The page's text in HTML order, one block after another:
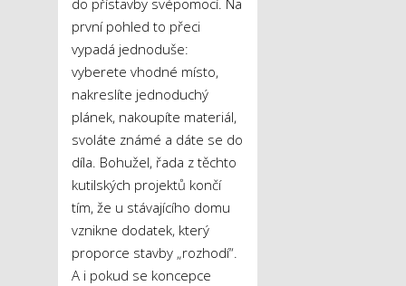
do přístavby svépomocí. Na
první pohled to přeci
vypadá jednoduše:
vyberete vhodné místo,
nakreslíte jednoduchý
plánek, nakoupíte materiál,
svoláte známé a dáte se do
díla. Bohužel, řada z těchto
kutilských projektů končí
tím, že u stávajícího domu
vznikne dodatek, který
proporce stavby „rozhodí“.
A i pokud se koncepce